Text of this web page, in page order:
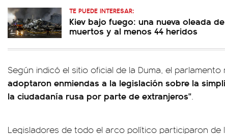
TE PUEDE INTERESAR:
Kiev bajo fuego: una nueva oleada
muertos y al menos 44 heridos
Según indicó el sitio oficial de la Duma, el parlamento
adoptaron enmiendas a la legislación sobre la
la ciudadanía rusa por parte de extranjeros".
Legisladores de todo el arco político participaron de